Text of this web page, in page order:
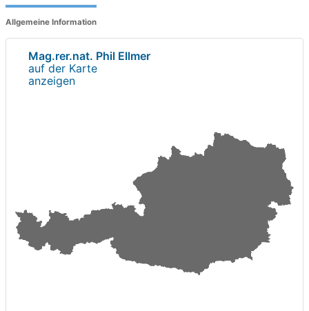
Allgemeine Information
Mag.rer.nat. Phil Ellmer
auf der Karte
anzeigen